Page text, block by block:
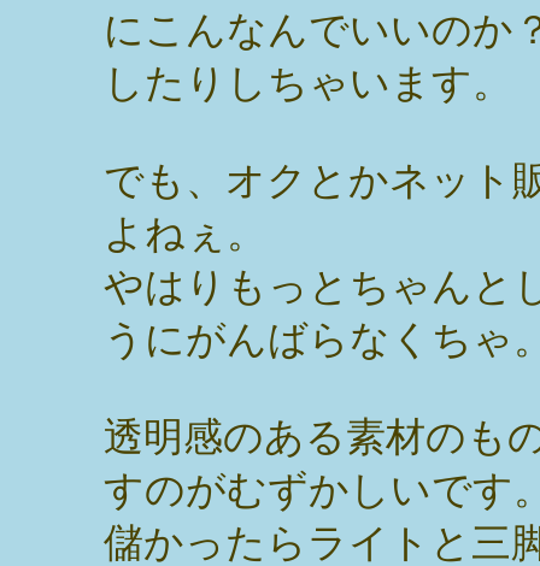
にこんなんでいいのか
したりしちゃいます。
でも、オクとかネット
よねぇ。
やはりもっとちゃんと
うにがんばらなくちゃ
透明感のある素材のも
すのがむずかしいです
儲かったらライトと三